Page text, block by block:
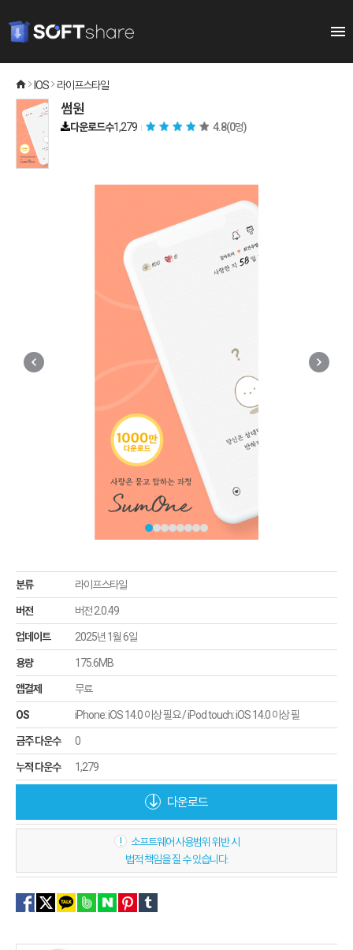
IOS 라이프스타일
썸원
다운로드수1,279 4.8(0명)
분류 라이프스타일
버전 버전 2.0.49
업데이트 2025년 1월 6일
용량 175.6MB
앱결제 무료
OS iPhone: iOS 14.0 이상 필요 / iPod touch: iOS 14.0 이상 필
금주 다운수 0
누적 다운수 1,279
다운로드
!
소프트웨어 사용범위 위반 시
법적 책임을 질 수 있습니다.